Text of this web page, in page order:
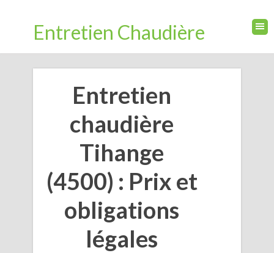
Entretien Chaudière
Entretien
chaudière
Tihange
(4500) : Prix et
obligations
légales